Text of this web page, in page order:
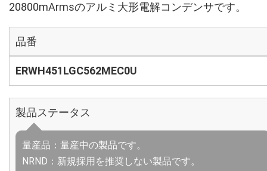
20800mArmsのアルミ大形電解コンデンサです。
品番
ERWH451LGC562MEC0U
製品ステータス
量産品：量産中の製品です。
NRND：新規採用を推奨しない製品です。